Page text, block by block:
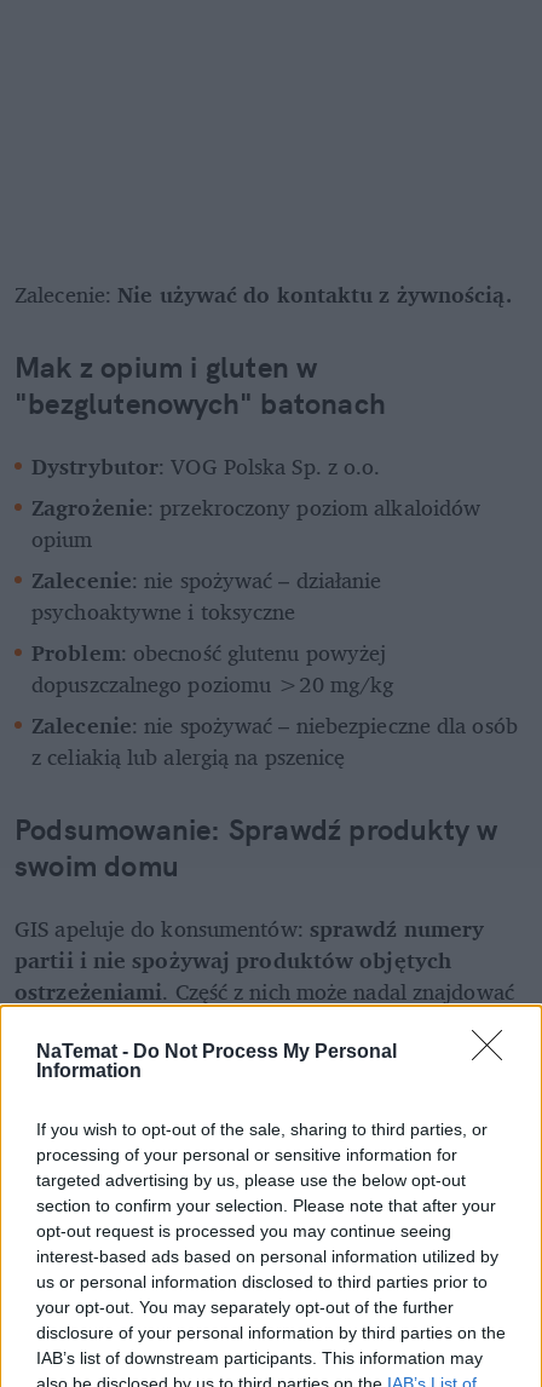
NaTemat - Do Not Process My Personal
Information
If you wish to opt-out of the sale, sharing to third parties, or
processing of your personal or sensitive information for
targeted advertising by us, please use the below opt-out
section to confirm your selection. Please note that after your
opt-out request is processed you may continue seeing
interest-based ads based on personal information utilized by
us or personal information disclosed to third parties prior to
your opt-out. You may separately opt-out of the further
disclosure of your personal information by third parties on the
IAB’s list of downstream participants. This information may
also be disclosed by us to third parties on the IAB’s List of
Zalecenie: Nie używać do kontaktu z żywnością.
Mak z opium i gluten w
"bezglutenowych" batonach
Dystrybutor: VOG Polska Sp. z o.o.
Zagrożenie: przekroczony poziom alkaloidów
opium
Zalecenie: nie spożywać – działanie
psychoaktywne i toksyczne
Problem: obecność glutenu powyżej
dopuszczalnego poziomu >20 mg/kg
Zalecenie: nie spożywać – niebezpieczne dla osób
z celiakią lub alergią na pszenicę
Podsumowanie: Sprawdź produkty w
swoim domu
GIS apeluje do konsumentów: sprawdź numery
partii i nie spożywaj produktów objętych
ostrzeżeniami. Część z nich może nadal znajdować
się w domach Polaków – niektóre dostępne były w
powszechnych sieciach, takich jak Biedronka, Lidl,
czy TEDi.